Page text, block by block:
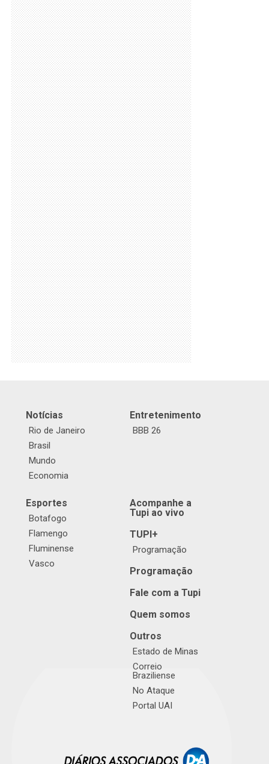
Notícias
Rio de Janeiro
Brasil
Mundo
Economia
Entretenimento
BBB 26
Esportes
Botafogo
Flamengo
Fluminense
Vasco
Acompanhe a
Tupi ao vivo
TUPI+
Programação
Programação
Fale com a Tupi
Quem somos
Outros
Estado de Minas
Correio
Braziliense
No Ataque
Portal UAI